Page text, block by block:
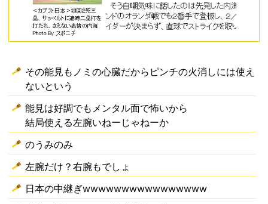
その能見もノミの心臓だからピンチの火消しには使え
ないという
能見は好調でもメンタル面で怖いから
結局使える左腕いねーじゃねーか
のうみのみ
左腕だけ？右腕もでしょ
日本の中継ぎwwwwwwwwwwwwwwww